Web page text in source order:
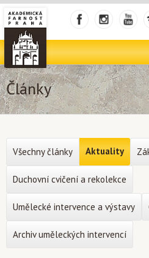
Články
Všechny články Aktuality
Duchovní cvičení a rekolekce
Umělecké intervence a výstavy
Archiv uměleckých intervencí